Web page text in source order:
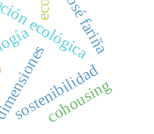
sostenibilidad
cohousing
josé fariña